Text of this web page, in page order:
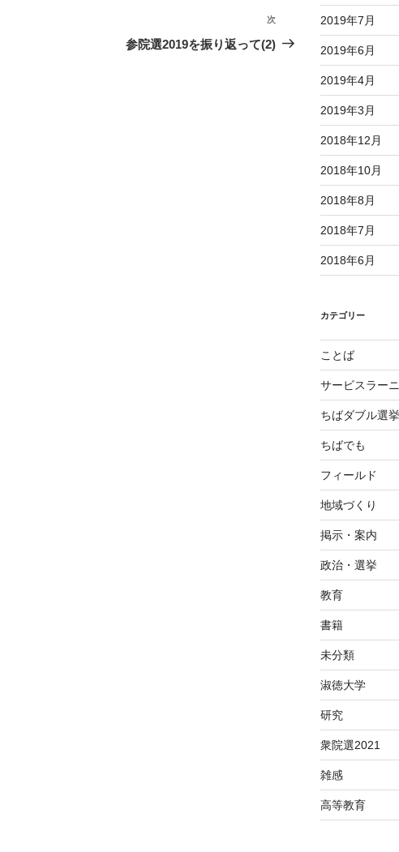
次
の
次
参院選2019を振り返って(2)
2019年7月
2019年6月
2019年4月
2019年3月
2018年12月
2018年10月
2018年8月
2018年7月
2018年6月
カテゴリー
ことば
サービスラー
ちばダブル選挙
ちばでも
フィールド
地域づくり
掲示・案内
政治・選挙
教育
書籍
未分類
淑徳大学
研究
衆院選2021
雑感
高等教育